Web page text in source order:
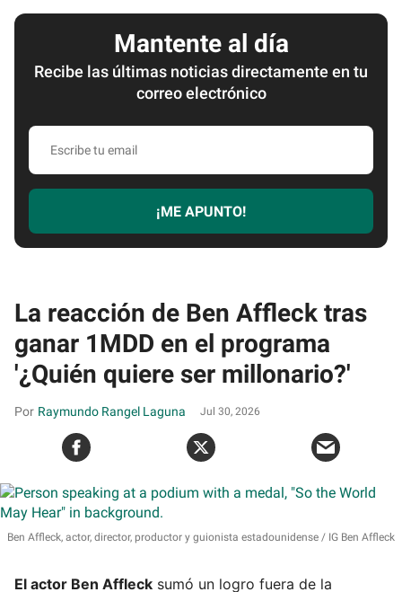
Mantente al día
Recibe las últimas noticias directamente en tu
correo electrónico
Escribe
email
¡ME APUNTO!
La reacción de Ben Affleck tras
ganar 1MDD en el programa
'¿Quién quiere ser millonario?'
Raymundo Rangel Laguna Jul 30, 2026
Ben Affleck, actor, director, productor y guionista estadounidense IG Ben Affleck
El actor Ben Affleck sumó un logro fuera de la